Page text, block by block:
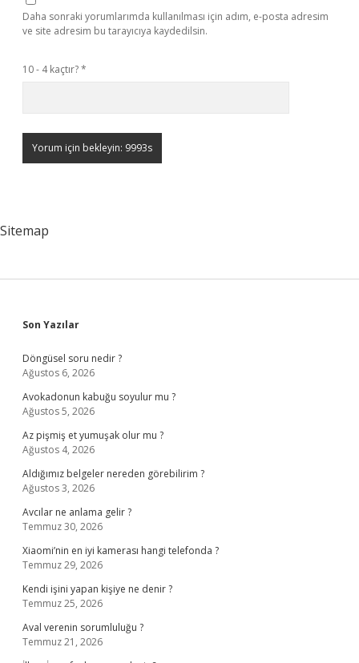
Daha sonraki yorumlarımda kullanılması için adım, e-posta adresim
ve site adresim bu tarayıcıya kaydedilsin.
10 - 4 kaçtır?*
Sitemap
Sidebar
Son Yazılar
Döngüsel soru nedir ?
Ağustos 6, 2026
Avokadonun kabuğu soyulur mu ?
Ağustos 5, 2026
Az pişmiş et yumuşak olur mu ?
Ağustos 4, 2026
Aldığımız belgeler nereden görebilirim ?
Ağustos 3, 2026
Avcılar ne anlama gelir ?
Temmuz 30, 2026
Xiaomi’nin en iyi kamerası hangi telefonda ?
Temmuz 29, 2026
Kendi işini yapan kişiye ne denir ?
Temmuz 25, 2026
Aval verenin sorumluluğu ?
Temmuz 21, 2026